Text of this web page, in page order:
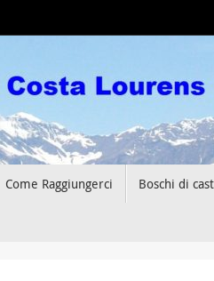
Come Raggiungerci Boschi di